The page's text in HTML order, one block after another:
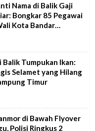
Nama di Balik Gaji
Bongkar 85 Pegawai
Kota Bandar
Tumpukan Ikan:
Selamet yang Hilang
Timur
di Bawah Flyover
Polisi Ringkus 2